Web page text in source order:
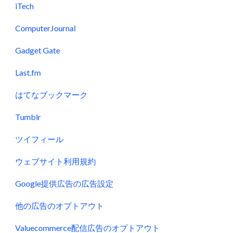
iTech
ComputerJournal
Gadget Gate
Last.fm
はてなブックマーク
Tumblr
ツイフィール
ウェブサイト利用規約
Google提供広告の広告設定
他の広告のオプトアウト
Valuecommerce配信広告のオプトアウト